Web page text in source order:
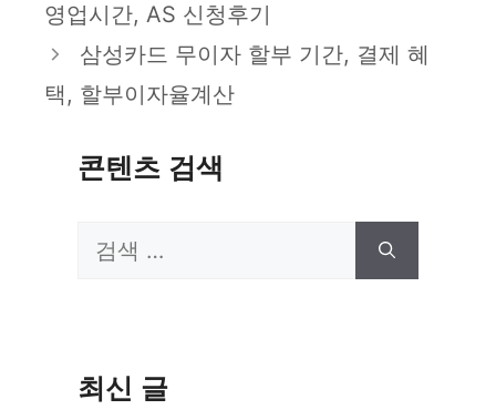
리
영업시간, AS 신청후기
삼성카드 무이자 할부 기간, 결제 혜
택, 할부이자율계산
콘텐츠 검색
검
최신 글